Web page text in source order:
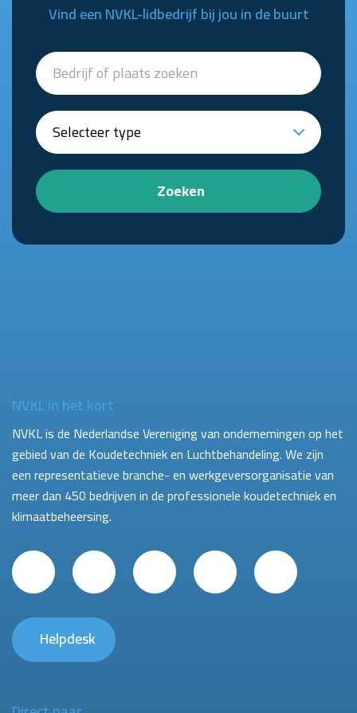
Vind een NVKL-lidbedrijf bij jou in de buurt
Zoeken
NVKL in het kort
NVKL is de Nederlandse Vereniging van ondernemingen op het
gebied van de Koudetechniek en Luchtbehandeling. We zijn
een representatieve branche- en werkgeversorganisatie van
meer dan 450 bedrijven in de professionele koudetechniek en
klimaatbeheersing.
Helpdesk